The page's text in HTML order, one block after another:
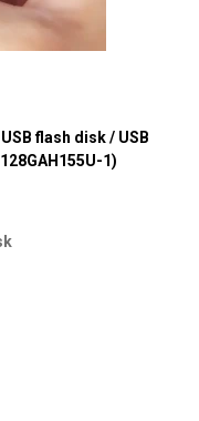
flash disk / USB
1)